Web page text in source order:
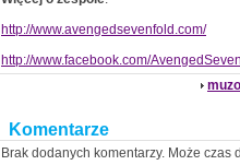
http://www.avengedsevenfold.com/
http://www.facebook.com/
Komentarze
Brak dodanych komentarzy. Może czas